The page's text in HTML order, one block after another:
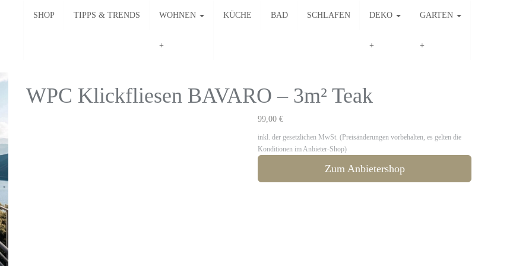
SHOP TIPPS & TRENDS WOHNEN KÜCHE BAD SCHLAFEN DEKO GARTEN
WPC Klickfliesen BAVARO – 3m² Teak
99,00 €
inkl. der gesetzlichen MwSt. (Preisänderungen vorbehalten, es gelten die
Konditionen im Anbieter-Shop)
Zum Anbietershop